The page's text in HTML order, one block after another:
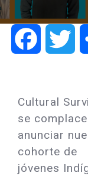
Facebook
Cultural
se
anunciar
cohorte de
jóvenes